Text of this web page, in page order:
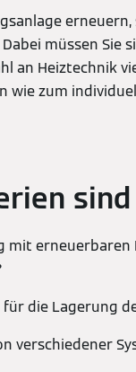
müssen
an Heiztechnik
wie zum
mit
die Lagerung
verschiedener